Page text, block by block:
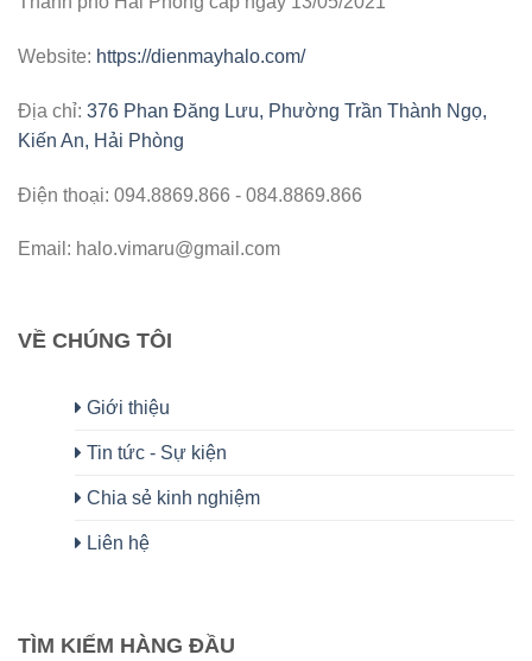
Website: https://dienmayhalo.com/
Địa chỉ: 376 Phan Đăng Lưu, Phường Trần Thành Ngọ,
Kiến An, Hải Phòng
Điện thoại: 094.8869.866 - 084.8869.866
Email: halo.vimaru@gmail.com
VỀ CHÚNG TÔI
Giới thiệu
Tin tức - Sự kiện
Chia sẻ kinh nghiệm
Liên hệ
TÌM KIẾM HÀNG ĐẦU